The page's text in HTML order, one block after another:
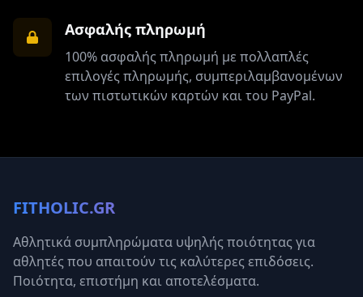
Ασφαλής πληρωμή
100% ασφαλής πληρωμή με πολλαπλές
επιλογές πληρωμής, συμπεριλαμβανομένων
των πιστωτικών καρτών και του PayPal.
FITHOLIC.GR
Αθλητικά συμπληρώματα υψηλής ποιότητας για
αθλητές που απαιτούν τις καλύτερες επιδόσεις.
Ποιότητα, επιστήμη και αποτελέσματα.